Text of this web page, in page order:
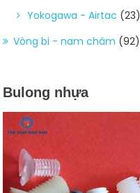
Yokogawa - Airtac (23)
Vòng bi - nam châm (92)
Bulong nhựa